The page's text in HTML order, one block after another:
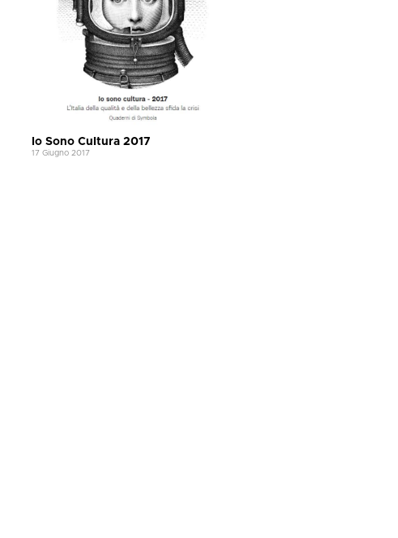
Io Sono Cultura 2017
17 Giugno 2017